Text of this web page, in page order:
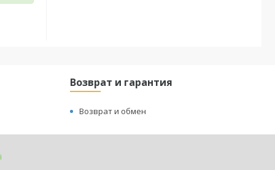
Возврат и гарантия
Возврат и обмен